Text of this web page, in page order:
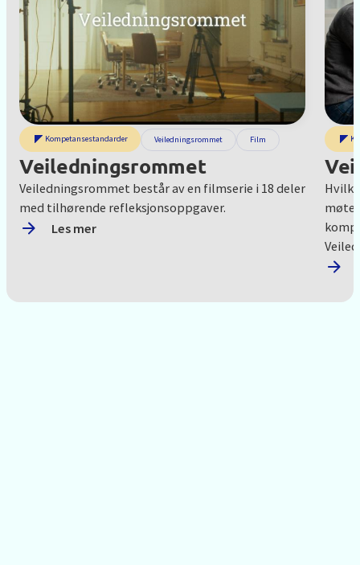
Film Kompetansestandarder Veiledningsrommet Film
Veiledningsrommet
Veiledningsrommet består av en filmserie i 18 deler
med tilhørende refleksjonsoppgaver.
Les mer
møte